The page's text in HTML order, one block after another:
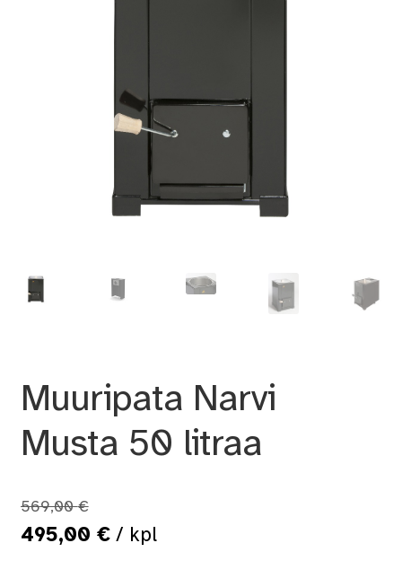
Muuripata Narvi
Musta 50 litraa
569,00€
Alkuperäinen
495,00 €Nykyinen
/ kpl